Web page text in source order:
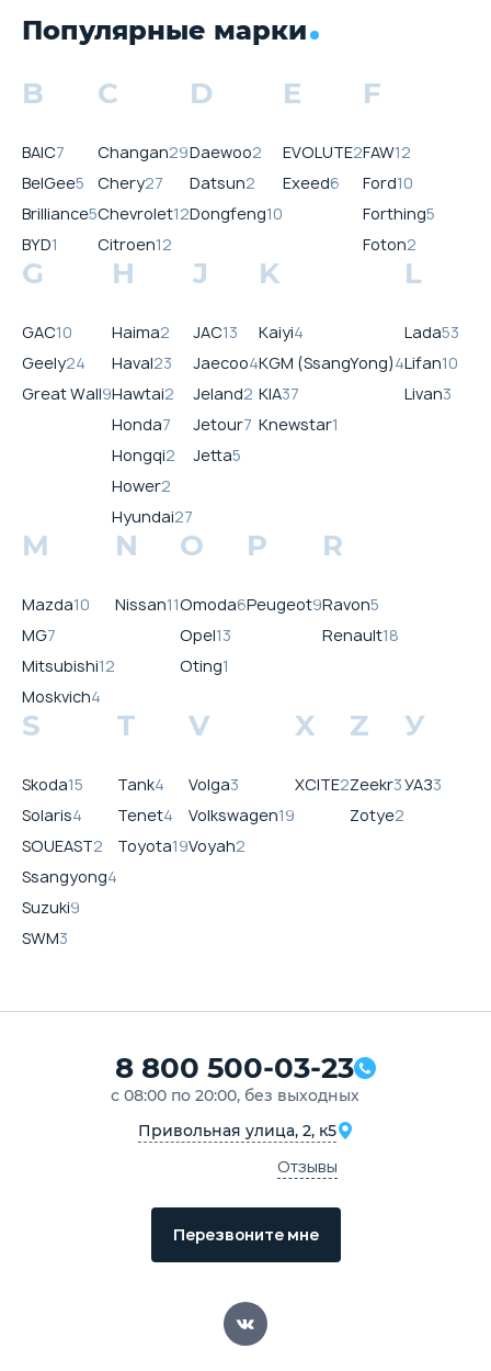
Популярные марки
B
BAIC7
BelGee5
Brilliance5
BYD1
C
Changan29
Chery27
Chevrolet12
Citroen12
D
Daewoo2
Datsun2
Dongfeng10
E
EVOLUTE2
Exeed6
F
FAW12
Ford10
Forthing5
Foton2
G
GAC10
Geely24
Great Wall9
H
Haima2
Haval23
Hawtai2
Honda7
Hongqi2
Hower2
Hyundai27
J
JAC13
Jaecoo4
Jeland2
Jetour7
Jetta5
K
Kaiyi4
KGM (SsangYong)4
KIA37
Knewstar1
L
Lada53
Lifan10
Livan3
M
Mazda10
MG7
Mitsubishi12
Moskvich4
N
Nissan11
O
Omoda6
Opel13
Oting1
P
Peugeot9
R
Ravon5
Renault18
S
Skoda15
Solaris4
SOUEAST2
Ssangyong4
Suzuki9
SWM3
T
Tank4
Tenet4
Toyota19
V
Volga3
Volkswagen19
Voyah2
X
XCITE2
Z
Zeekr3
Zotye2
У
УАЗ3
8 800 500-03-23
с 08:00 по 20:00, без выходных
Привольная улица, 2, к5
Отзывы
Перезвоните мне